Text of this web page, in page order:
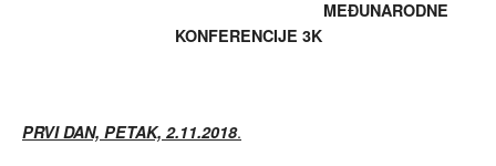
MEĐUNARODNE
KONFERENCIJE 3K
PRVI DAN, PETAK, 2.11.2018.